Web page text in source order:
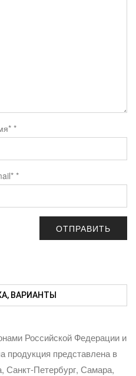
*
*
ВАРИАНТЫ
Российской Федерации и
представлена в
Санкт-Петербург, Самара,